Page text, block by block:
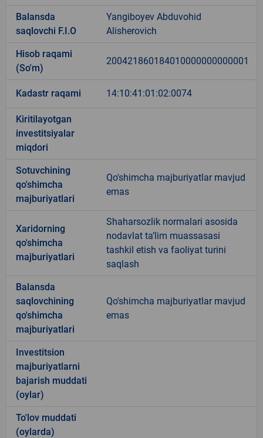
Balansda
saqlovchi F.I.O
Yangiboyev Abduvohid
Alisherovich
Hisob raqami
(So'm)
200421860184010000000000001
Kadastr raqami 14:10:41:01:02:0074
Kiritilayotgan
investitsiyalar
miqdori
Sotuvchining
qo'shimcha
majburiyatlari
Qo'shimcha majburiyatlar mavjud
emas
Xaridorning
qo'shimcha
majburiyatlari
Shaharsozlik normalari asosida
nodavlat ta’lim muassasasi
tashkil etish va faoliyat turini
saqlash
Balansda
saqlovchining
qo'shimcha
majburiyatlari
Qo'shimcha majburiyatlar mavjud
emas
Investitsion
majburiyatlarni
bajarish muddati
(oylar)
To'lov muddati
(oylarda)